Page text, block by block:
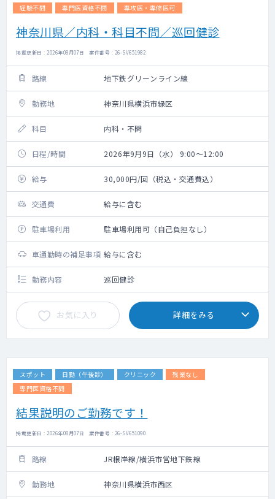
経験不問
専門医資格不問 専攻医・専修医可
神奈川県／内科・科目不問／巡回健診
掲載更新日 : 2026年08月07日 案件番号 : 26-SV651982
路線 地下鉄グリーンライン線
勤務地 神奈川県横浜市緑区
科目 内科・不問
日程/時間 2026年9月9日（水） 9:00～12:00
給与 30,000円/回（税込・交通費込）
交通費 給与に含む
駐車場利用 駐車場利用可（自己負担なし）
車通勤時の補足事項 給与に含む
勤務内容 巡回健診
お気に入り 詳細をみる
スポット 日勤（午後診） クリニック
残業なし
専門医資格不問
結果説明のご勤務です！
掲載更新日 : 2026年08月07日 案件番号 : 26-SV651090
路線 JR根岸線/横浜市営地下鉄線
勤務地 神奈川県横浜市西区